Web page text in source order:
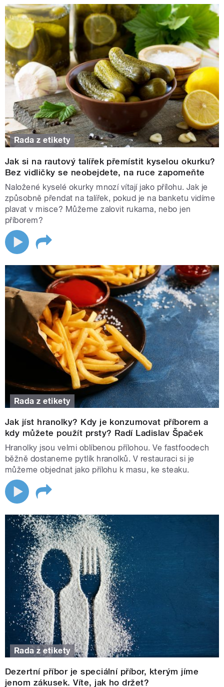
Rada z etikety
Jak si na rautový talířek přemístit kyselou okurku?
Bez vidličky se neobejdete, na ruce zapomeňte
Naložené kyselé okurky mnozí vítají jako přílohu. Jak je
způsobně přendat na talířek, pokud je na banketu vidíme
plavat v misce? Můžeme zalovit rukama, nebo jen
příborem?
Rada z etikety
Jak jíst hranolky? Kdy je konzumovat příborem a
kdy můžete použít prsty? Radí Ladislav Špaček
Hranolky jsou velmi oblíbenou přílohou. Ve fastfoodech
běžně dostaneme pytlík hranolků. V restauraci si je
můžeme objednat jako přílohu k masu, ke steaku.
Rada z etikety
Dezertní příbor je speciální příbor, kterým jíme
jenom zákusek. Víte, jak ho držet?